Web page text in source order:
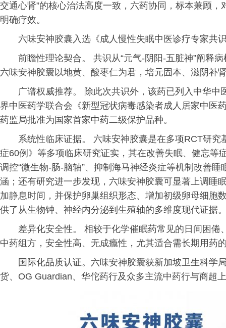
交通心肾”的核心治法高度一致，六药协同，标本兼顾
明确疗效。
六味安神胶囊入选《成人慢性失眠中医诊疗专家共
前瞻性理论契合。 共识从“元气-阴阳-五脏神”阐释
六味安神胶囊以地黄、酸枣仁为君，培元固本、滋阴补
广谱权威推荐。 除此次共识外，该药已列入中华
界中医药学联合会《新型冠状病毒感染者成人居家中医
药监局批准为国家首家中药二级保护品种。
系统性临床证据。 六味安神胶囊是在多项RCT研
症60例》等多项临床研究证实，其在改善失眠、健忘等
调控“微生物-肠-脑轴”、抑制海马神经炎症等机制改善
涵；还有研究进一步发现，六味安神胶囊可显著上调睡
加静息时间，并保护卵巢组织形态、增加初级卵母细胞
供了从生物钟、神经内分泌到生殖轴的多维度现代证据
差异化安全性。 相较于化学催眠药常见的日间困
中药组方，安全性高、无成瘾性，尤其适合需长期用药
国际化品质认证。六味安神胶囊获新加坡卫生科学
货、OG Guardian、华佗药行及众多主流中药行与商超